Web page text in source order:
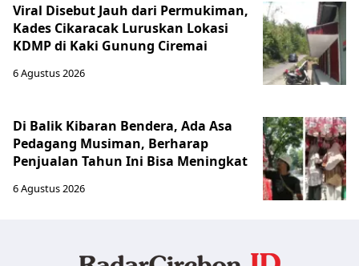
Viral Disebut Jauh dari Permukiman,
Kades Cikaracak Luruskan Lokasi
KDMP di Kaki Gunung Ciremai
6 Agustus 2026
Di Balik Kibaran Bendera, Ada Asa
Pedagang Musiman, Berharap
Penjualan Tahun Ini Bisa Meningkat
6 Agustus 2026